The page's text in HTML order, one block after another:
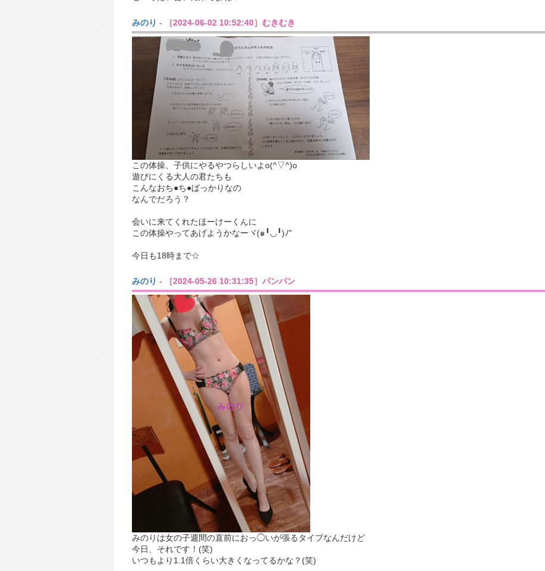
みのり - ［2024-06-02 10:52:40］むきむき
この体操、子供にやるやつらしいよo(^▽^)o
遊びにくる大人の君たちも
こんなおち●ち●ばっかりなの
なんでだろう？
会いに来てくれたほーけーくんに
この体操やってあげようかなーヾ(๑╹◡╹)ﾉ"
今日も18時まで☆
みのり - ［2024-05-26 10:31:35］パンパン
みのりは女の子週間の直前におっ◯いが張るタイプなんだけど
今日、それです！(笑)
いつもより1.1倍くらい大きくなってるかな？(笑)